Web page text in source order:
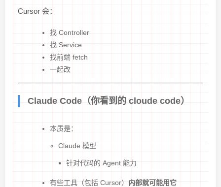
Cursor 会：
找 Controller
找 Service
找前端 fetch
一起改
Claude Code（你看到的 cloude code）
本质是：
Claude 模型
针对代码的 Agent 能力
有些工具（包括 Cursor） 内部就可能用它